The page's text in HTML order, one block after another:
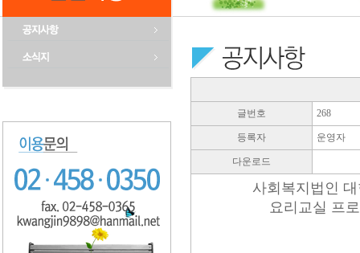
글번호 268
등록자 운영자
다운로드
사회복지법인
요리교실 프